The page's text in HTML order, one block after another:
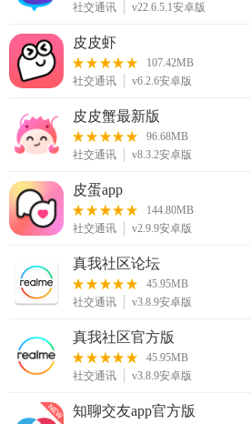
社交通讯
v22.6.5.1安卓版
皮皮虾
107.42MB
社交通讯
v6.2.6安卓版
皮皮蟹最新版
96.68MB
社交通讯
v8.3.2安卓版
皮蛋app
144.80MB
社交通讯
v2.9.9安卓版
真我社区论坛
45.95MB
社交通讯
v3.8.9安卓版
真我社区官方版
45.95MB
社交通讯
v3.8.9安卓版
知聊交友app官方版